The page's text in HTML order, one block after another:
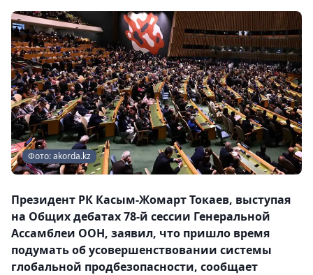
Фото: akorda.kz
Президент РК Касым-Жомарт Токаев, выступая
на Общих дебатах 78-й сессии Генеральной
Ассамблеи ООН, заявил, что пришло время
подумать об усовершенствовании системы
глобальной продбезопасности, сообщает